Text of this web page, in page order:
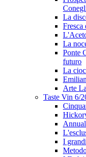
La
Fresca
La
Ponte
futuro
La
Arte
Taste Vin 6/
I